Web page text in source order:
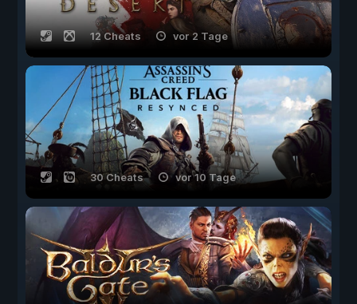
12 Cheats vor 2 Tage
30 Cheats vor 10 Tage